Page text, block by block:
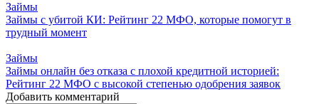
Займы
Займы с убитой КИ: Рейтинг 22 МФО, которые помогут в
трудный момент
Займы
Займы онлайн без отказа с плохой кредитной историей:
Рейтинг 22 МФО с высокой степенью одобрения заявок
Добавить комментарий